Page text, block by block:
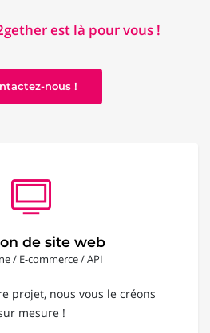
est là pour vous !
nous !
de site web
/ E-commerce / API
projet, nous vous le créons
mesure !